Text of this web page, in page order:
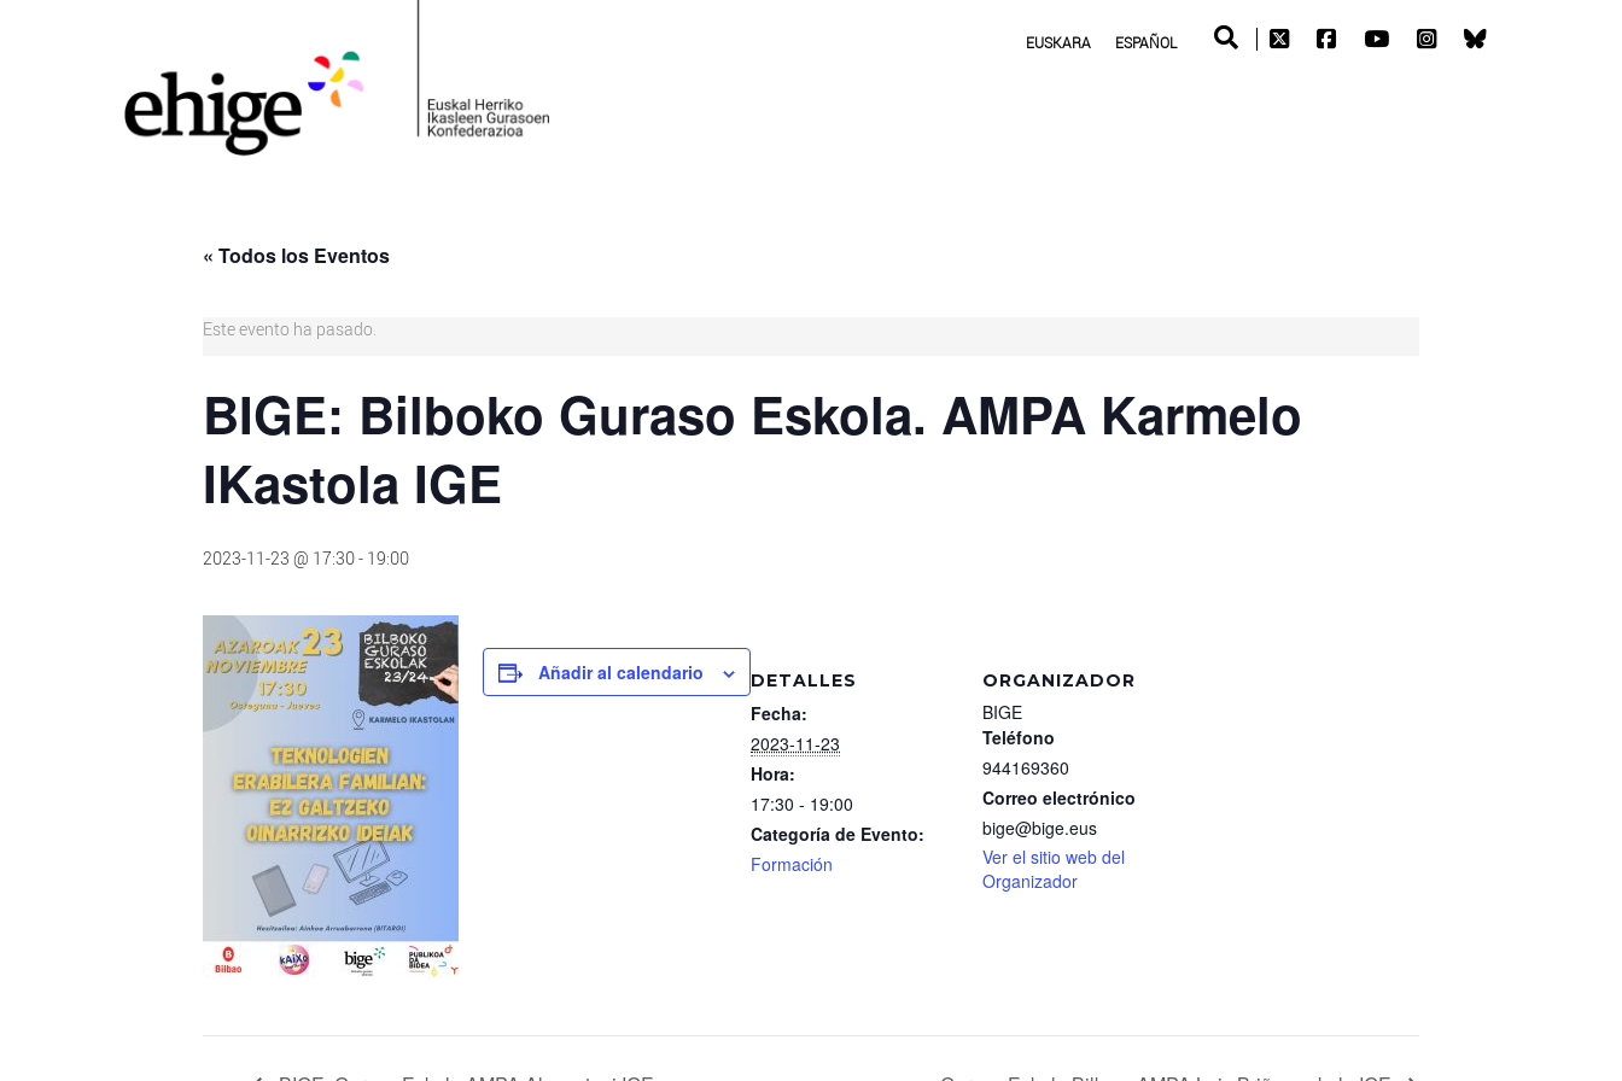
EUSKARA ESPAÑOL
« Todos los Eventos
Este evento ha pasado.
BIGE: Bilboko Guraso Eskola. AMPA Karmelo
IKastola IGE
2023-11-23 @ 17:30- 19:00
Añadir al calendario DETALLES
Fecha:
2023-11-23
Hora:
17:30 - 19:00
Categoría de Evento:
Formación
ORGANIZADOR
BIGE
Teléfono
944169360
Correo electrónico
bige@bige.eus
Ver el sitio web del
Organizador